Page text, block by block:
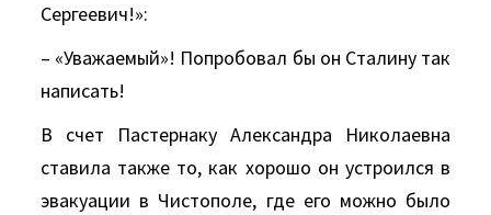
Сергеевич!»:
– «Уважаемый»! Попробовал бы он Сталину так
написать!
В счет Пастернаку Александра Николаевна
ставила также то, как хорошо он устроился в
эвакуации в Чистополе, где его можно было